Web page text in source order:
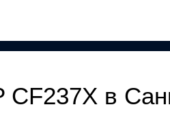
CF237X в